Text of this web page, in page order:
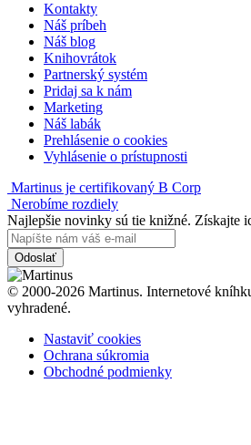
Kontakty
Náš príbeh
Náš blog
Knihovrátok
Partnerský systém
Pridaj sa k nám
Marketing
Náš labák
Prehlásenie o cookies
Vyhlásenie o prístupnosti
Martinus je certifikovaný B Corp
Nerobíme rozdiely
Najlepšie novinky sú tie knižné. Získajte
Odoslať
© 2000-2026 Martinus. Internetové
vyhradené.
Nastaviť cookies
Ochrana súkromia
Obchodné podmienky